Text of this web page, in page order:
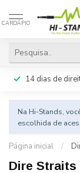
CARDÁPIO
14 dias de
Na Hi-Stands,
escolhida de
Página inicial /
Dire Straits